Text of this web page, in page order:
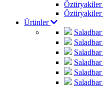
Öztiryakiler
Ürünler